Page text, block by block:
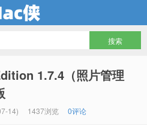
1.7.4（照片管理
14) 1437浏览 0评论